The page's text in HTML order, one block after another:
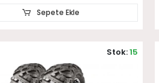
Sepete Ekle
Stok:15